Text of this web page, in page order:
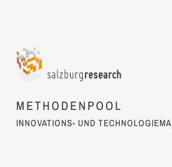
METHODENPOOL
INNOVATIONS- UND